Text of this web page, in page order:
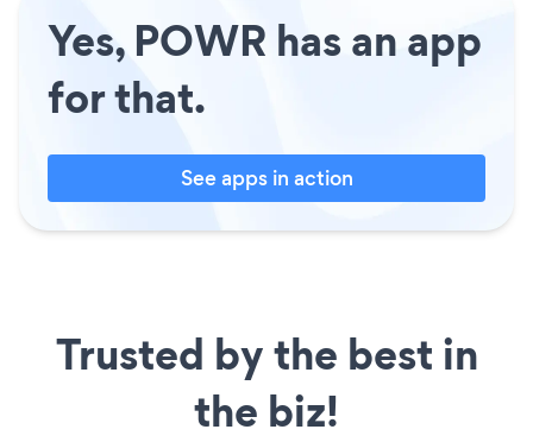
Yes, POWR has an app
for that.
See apps in action
Trusted by the best in
the biz!